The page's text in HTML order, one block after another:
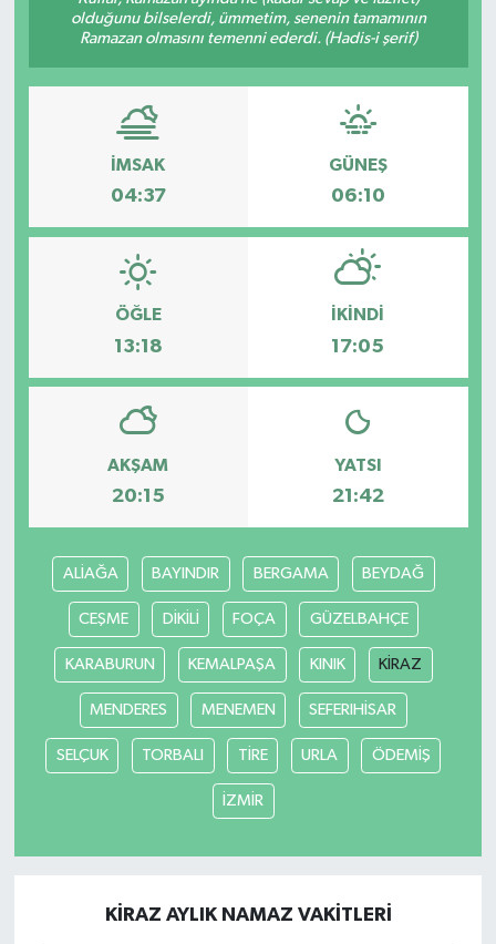
olduğunu bilselerdi, ümmetim, senenin tamamının
Ramazan olmasını temenni ederdi. (Hadis-i şerif)
İMSAK
04:37
GÜNEŞ
06:10
ÖĞLE
13:18
İKINDI
17:05
AKŞAM
20:15
YATSI
21:42
ALİAĞA BAYINDIR BERGAMA BEYDAĞ
CEŞME DİKİLİ FOÇA GÜZELBAHÇE
KARABURUN KEMALPAŞA KINIK KİRAZ
MENDERES MENEMEN SEFERIHİSAR
SELÇUK TORBALI TİRE URLA ÖDEMİŞ
İZMİR
KİRAZ AYLIK NAMAZ VAKITLERI